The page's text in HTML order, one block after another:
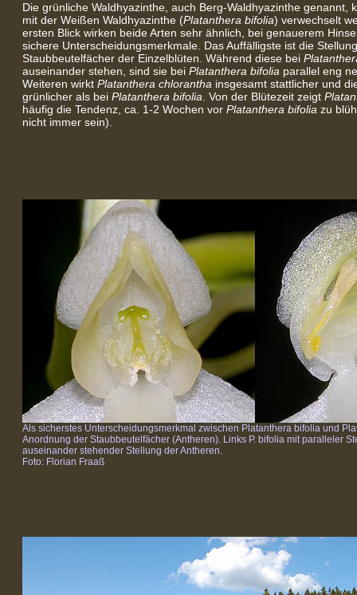
Die grünliche Waldhyazinthe, auch Berg-Waldhyazinthe genannt,
mit der Weißen Waldhyazinthe (Platanthera bifolia) verwechselt
ersten Blick wirken beide Arten sehr ähnlich, bei genauerem
sichere Unterscheidungsmerkmale. Das Auffälligste ist die
Staubbeutelfächer der Einzelblüten. Während diese bei
auseinander stehen, sind sie bei Platanthera bifolia parallel eng
Weiteren wirkt Platanthera chlorantha insgesamt stattlicher und
grünlicher als bei Platanthera bifolia . Von der Blütezeit zeigt
häufig die Tendenz, ca. 1-2 Wochen vor Platanthera bifolia zu
nicht immer sein).
Als sicherstes Unterscheidungsmerkmal zwischen Platanthera bifolia und
Anordnung der Staubbeutelfächer (Antheren). Links P. bifolia mit paralleler
auseinander stehender Stellung der Antheren.
Foto: Florian Fraaß